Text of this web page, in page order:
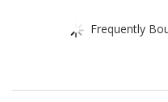
Frequently